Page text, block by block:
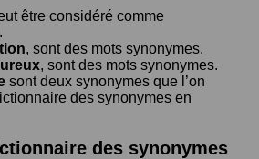
être considéré comme
.
, sont des mots synonymes.
, sont des mots synonymes.
sont deux synonymes que l’on
des synonymes en
des synonymes